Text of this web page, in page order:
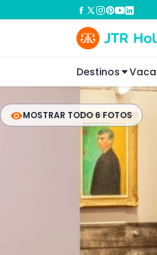
Destinos
MOSTRAR TODO 6 FOTOS